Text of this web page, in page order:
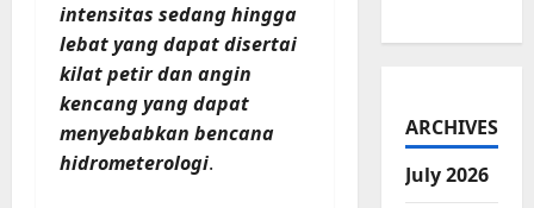
intensitas sedang hingga
lebat yang dapat disertai
kilat petir dan angin
kencang yang dapat
menyebabkan bencana
hidrometerologi.
ARCHIVES
July 2026